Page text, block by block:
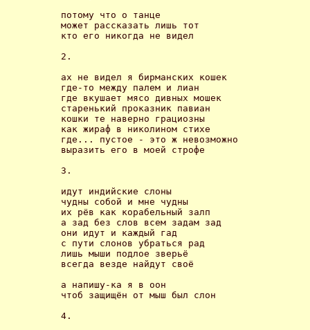
потому что о танце
может рассказать лишь тот
кто его никогда не видел
2.
ах не видел я бирманских кошек
где-то между палем и лиан
где вкушает мясо дивных мошек
старенький проказник павиан
кошки те наверно грациозны
как жираф в николином стихе
где... пустое - это ж невозможно
выразить его в моей строфе
3.
идут индийские слоны
чудны собой и мне чудны
их рёв как корабельный залп
а зад без слов всем задам зад
они идут и каждый гад
с пути слонов убраться рад
лишь мыши подлое зверьё
всегда везде найдут своё
а напишу-ка я в оон
чтоб защищён от мыш был слон
4.